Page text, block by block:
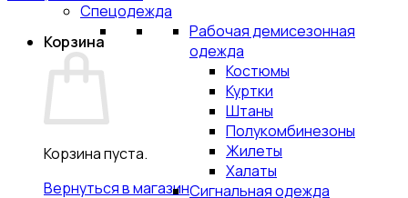
Корзина
Корзина пуста.
Вернуться в магазин
Спецодежда
Рабочая демисезонная
одежда
Костюмы
Куртки
Штаны
Полукомбинезоны
Жилеты
Халаты
Сигнальная одежда